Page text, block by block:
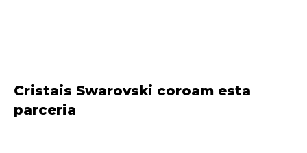
Cristais Swarovski coroam esta
parceria